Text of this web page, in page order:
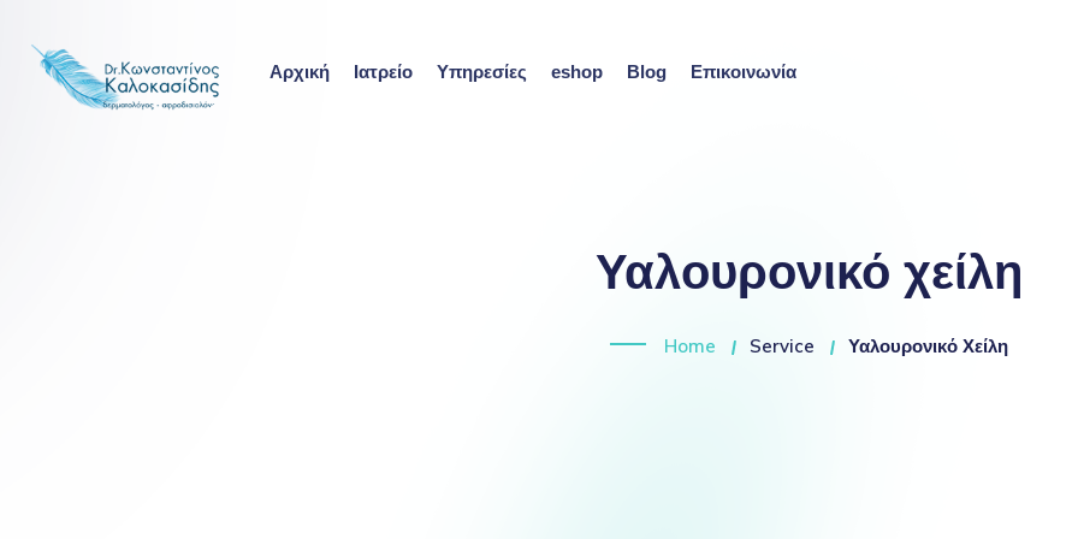
Αρχική Ιατρείο Υπηρεσίες eshop Blog Επικοινωνία
Υαλουρονικό χείλη
Home Service Υαλουρονικό Χείλη